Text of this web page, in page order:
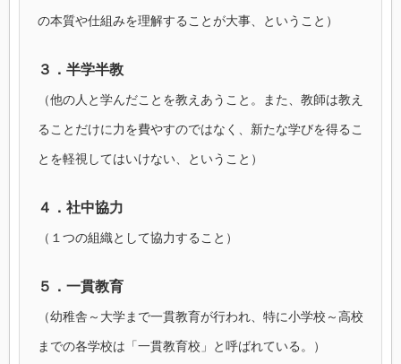
の本質や仕組みを理解することが大事、ということ）
３．半学半教
（他の人と学んだことを教えあうこと。また、教師は教え
ることだけに力を費やすのではなく、新たな学びを得るこ
とを軽視してはいけない、ということ）
４．社中協力
（１つの組織として協力すること）
５．一貫教育
（幼稚舎～大学まで一貫教育が行われ、特に小学校～高校
までの各学校は「一貫教育校」と呼ばれている。）